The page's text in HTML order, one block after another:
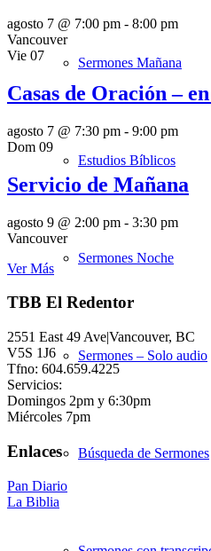
Sermones Mañana
Estudios Bíblicos
Sermones Noche
Sermones – Solo audio
Búsqueda de Sermones
agosto 7 @ 7:00 pm - 8:00 pm
Vancouver
Vie 07
Casas de Oración –
agosto 7 @ 7:30 pm - 9:00 pm
Dom 09
Servicio de Mañana
agosto 9 @ 2:00 pm - 3:30 pm
Vancouver
Ver Más
TBB El Redentor
2551 East 49 Ave|Vancouver, BC
V5S 1J6
Tfno: 604.659.4225
Servicios:
Domingos 2pm y 6:30pm
Miércoles 7pm
Enlaces
Pan Diario
La Biblia